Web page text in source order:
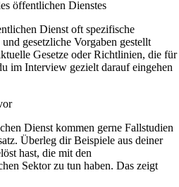
öffentlichen Dienstes
Dienst oft spezifische
gesetzliche Vorgaben gestellt
Gesetze oder Richtlinien, die für
im Interview gezielt darauf eingehen
Dienst kommen gerne Fallstudien
Überleg dir Beispiele aus deiner
hast, die mit den
Sektor zu tun haben. Das zeigt